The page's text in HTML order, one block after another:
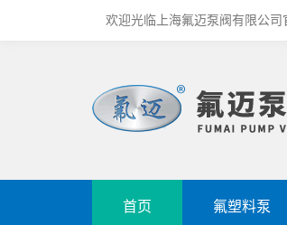
欢迎光临上海氟迈泵阀有限公司
首页 氟塑料泵